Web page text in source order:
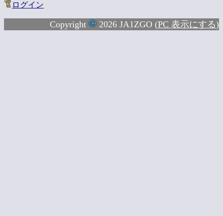
ログイン
Copyright 2026 JA1ZGO (PC 表示にする)